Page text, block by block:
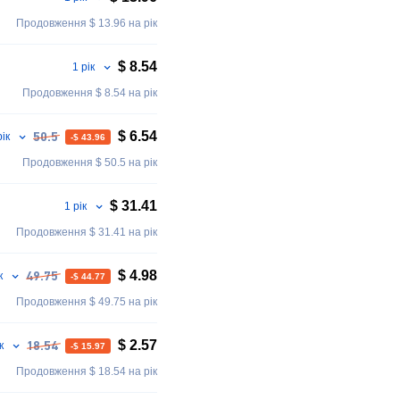
Продовження $ 13.96 на рік
1 рік $ 8.54
Продовження $ 8.54 на рік
50.5 -$ 43.96 $ 6.54
Продовження $ 50.5 на рік
1 рік $ 31.41
Продовження $ 31.41 на рік
49.75 -$ 44.77 $ 4.98
Продовження $ 49.75 на рік
18.54 -$ 15.97 $ 2.57
Продовження $ 18.54 на рік